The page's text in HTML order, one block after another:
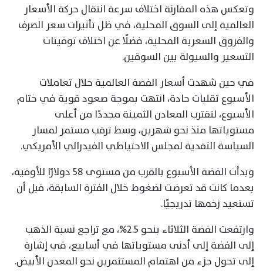
وتعكس هذه المقارنة اختلاف سرعة انتقال حركة الأسعار
العالمية إلى السوق المحلية، في ظل تأثيرات سعر الصرف
والفروق السعرية المحلية، فضلًا عن اختلاف توقيتات
التسعير والسيولة بين السوقين.
في حين شهدت أسعار الفضة العالمية خلال تعاملات
الأسبوع تقلبات حادة، انتهت بموجة صعود قوية في ختام
الأسبوع، لتقترب المعادن الثمينة مجددًا من أعلى
مستوياتها منذ نحو شهرين، وسط ترقب مستمر لمسار
السياسة النقدية لمجلس الاحتياطي الفيدرالي الأمريكي.
وبدأت الفضة الأسبوع بالقرب من مستوى 58 دولارًا للأوقية،
بعدما كانت قد تعرضت لضغوط خلال الفترة السابقة، قبل أن
تستعيد زخمها تدريجيًا.
وارتفعت الفضة الثلاثاء بنحو 2.5%، مع تراجع نسبة الذهب
إلى الفضة إلى أدنى مستوياتها في أسابيع، في إشارة
إلى تحول جزء من اهتمام المستثمرين نحو المعدن الأبيض.